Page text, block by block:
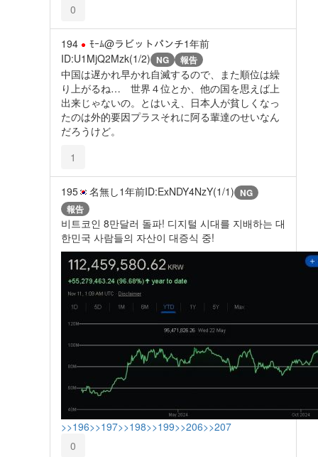
0
194 ﾓｰﾑ@ラビットパンチ1年前
ID:U1MjQ2Mzk(1/2) NG 報告
中国は遅かれ早かれ自滅するので、また順位は繰
り上がるね… 世界４位とか、他の国を思えば上
出来じゃないの。とはいえ、日本人が貧しくなっ
たのは外的要因プラスそれに阿る輩達のせいなん
だろうけど。
1
195 名無し1年前ID:ExNDY4NzY(1/1) NG
報告
비트코인 8만달러 돌파! 디지털 시대를 지배하는 대
한민국 사람들의 자산이 대증식 중!
>>196>>197>>198>>199>>206>>207
0